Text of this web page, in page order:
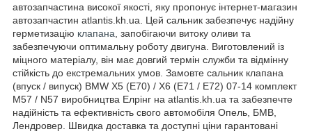
автозапчастина високої якості, яку пропонує інтернет-магазин
автозапчастин atlantis.kh.ua. Цей сальник забезпечує надійну
герметизацію клапана , запобігаючи витоку оливи та
забезпечуючи оптимальну роботу двигуна. Виготовлений із
міцного матеріалу, він має довгий термін служби та відмінну
стійкість до екстремальних умов. Замовте сальник клапана
(впуск / випуск) BMW X5 (E70) / X6 (E71 / E72) 07-14 комплект
M57 / N57 виробництва Елрінг на atlantis.kh.ua та забезпечте
надійність та ефективність свого автомобіля Опель, БМВ,
Лендровер. Швидка доставка та доступні ціни гарантовані